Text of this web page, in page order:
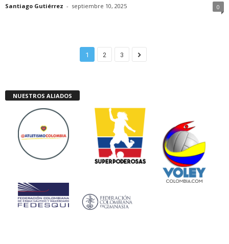
Santiago Gutiérrez - septiembre 10, 2025 0
1 2 3
NUESTROS ALIADOS